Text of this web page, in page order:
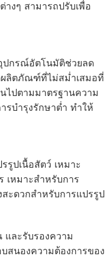
งๆ สามารถปรับเพื่อ
ปกรณ์อัตโนมัติช่วยลด
ลิตภัณฑ์ที่ไม่สม่ำเสมอที่
ไปตามมาตรฐานความ
บำรุงรักษาต่ำ ทำให้
รูปเนื้อสัตว์ เหมาะ
เหมาะสำหรับการ
ะดวกสำหรับการแปรรูป
และรับรองความ
สนองความต้องการของ